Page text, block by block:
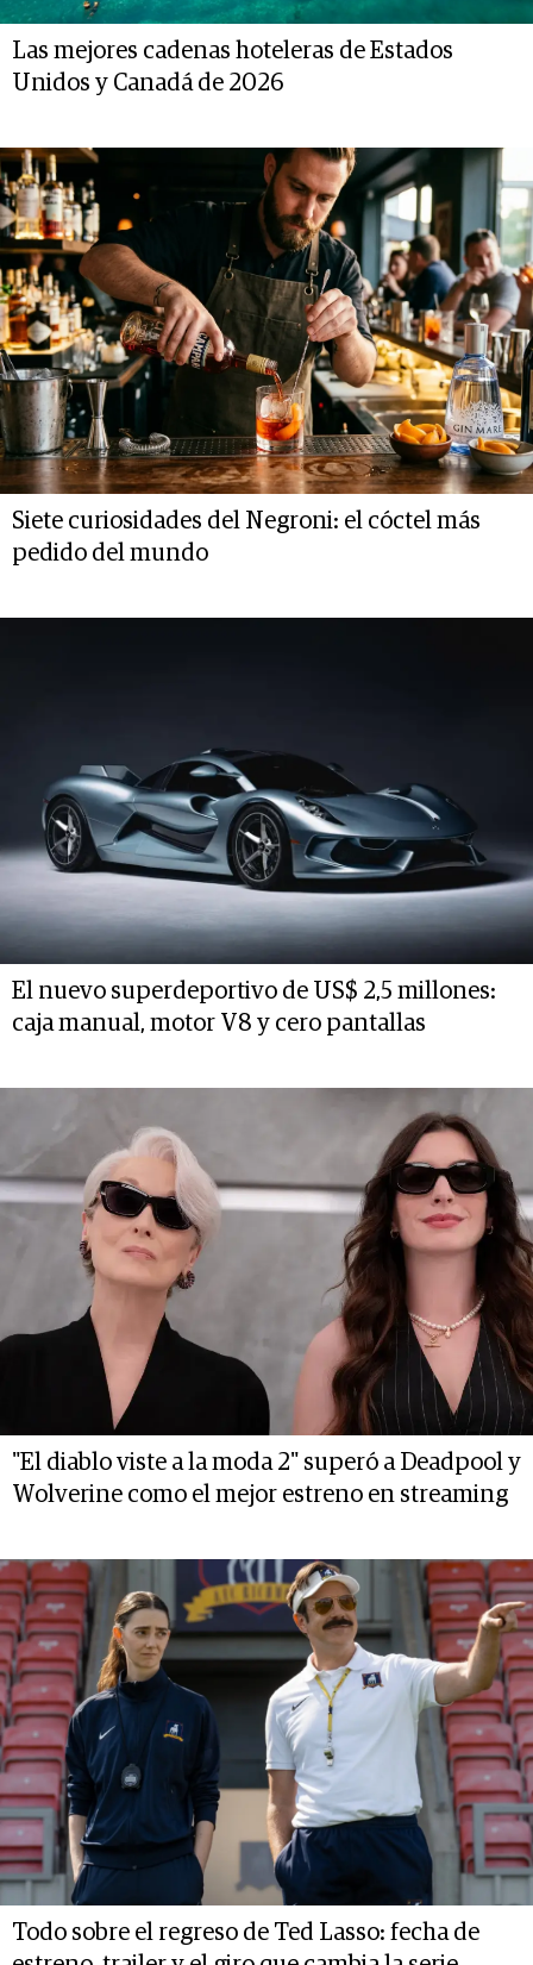
Las mejores cadenas hoteleras de Estados
Unidos y Canadá de 2026
Siete curiosidades del Negroni: el cóctel más
pedido del mundo
El nuevo superdeportivo de US$ 2,5 millones:
caja manual, motor V8 y cero pantallas
"El diablo viste a la moda 2" superó a Deadpool y
Wolverine como el mejor estreno en streaming
Todo sobre el regreso de Ted Lasso: fecha de